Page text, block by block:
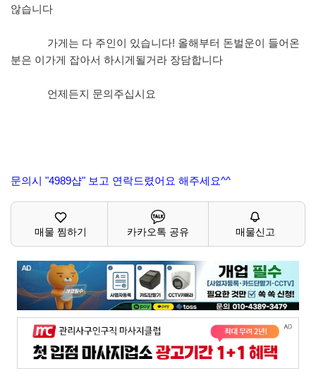
않습니다
가게는 다 주인이 있습니다! 올해부터 돈벌운이 들어온
분은 이가게 잡아서 하시게될거라 장담합니다
언제든지 문의주십시요
문의시 "4989샵" 보고 연락드렸어요 해주세요^^
매물 찜하기 카카오톡 공유 매물신고